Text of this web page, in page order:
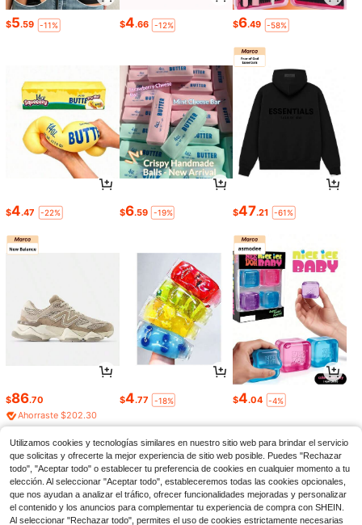
$5.59 -11% $4.66 -12% $6.49 -58%
$4.47 -22% $6.59 -19% $47.21 -61%
$86.70
Ahorraste $202.30
$4.77 -18% $4.04 -4%
Utilizamos cookies y tecnologías similares en nuestro sitio web para brindar el servicio
que solicitas y ofrecerte la mejor experiencia de sitio web posible. Puedes "Rechazar
todo", "Aceptar todo" o establecer tu preferencia de cookies en cualquier momento a tu
elección. Al seleccionar "Aceptar todo", estableceremos todas las cookies opcionales,
que nos ayudan a analizar el tráfico, ofrecer funcionalidades mejoradas y personalizar
el contenido y los anuncios para complementar tu experiencia de compra con SHEIN.
Al seleccionar "Rechazar todo", permites el uso de cookies estrictamente necesarias